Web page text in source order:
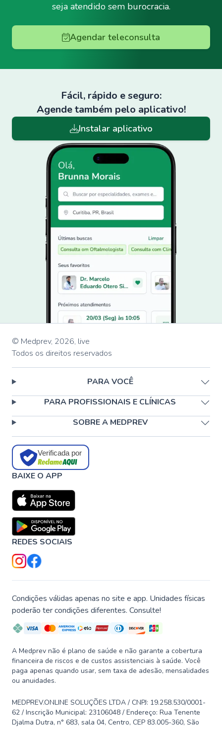
seja atendido sem burocracia.
Agendar teleconsulta
Fácil, rápido e seguro:
Agende também pelo aplicativo!
Instalar aplicativo
© Medprev, 2026, live
Todos os direitos reservados
PARA VOCÊ
PARA PROFISSIONAIS E CLÍNICAS
SOBRE A MEDPREV
Verificada por
BAIXE O APP
REDES SOCIAIS
Condições válidas apenas no site e app. Unidades físicas
poderão ter condições diferentes. Consulte!
A Medprev não é plano de saúde e não garante a cobertura
financeira de riscos e de custos assistenciais à saúde. Você
paga apenas quando usar, sem taxa de adesão, mensalidades
ou anuidades.
MEDPREV.ONLINE SOLUÇÕES LTDA / CNPJ: 19.258.530/0001-
62 / Inscrição Municipal: 23106048 / Endereço: Rua Tenente
Djalma Dutra, n° 683, sala 04, Centro, CEP 83.005-360, São